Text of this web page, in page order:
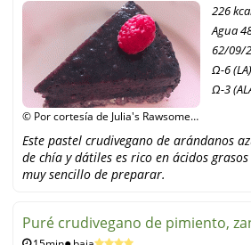
© Por cortesía de Julia's Rawsome
226
Agua
62/09/
Ω-6
Ω-3
Este pastel crudivegano de arándanos
de chía y dátiles es rico en ácidos
muy sencillo de preparar.
Puré crudivegano de pimiento,